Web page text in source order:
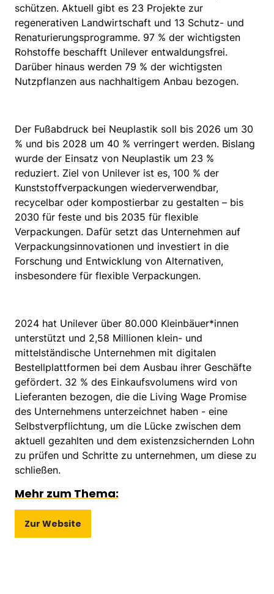
schützen. Aktuell gibt es 23 Projekte zur
regenerativen Landwirtschaft und 13 Schutz- und
Renaturierungsprogramme. 97 % der wichtigsten
Rohstoffe beschafft Unilever entwaldungsfrei.
Darüber hinaus werden 79 % der wichtigsten
Nutzpflanzen aus nachhaltigem Anbau bezogen.
Der Fußabdruck bei Neuplastik soll bis 2026 um 30
% und bis 2028 um 40 % verringert werden. Bislang
wurde der Einsatz von Neuplastik um 23 %
reduziert. Ziel von Unilever ist es, 100 % der
Kunststoffverpackungen wiederverwendbar,
recycelbar oder kompostierbar zu gestalten – bis
2030 für feste und bis 2035 für flexible
Verpackungen. Dafür setzt das Unternehmen auf
Verpackungsinnovationen und investiert in die
Forschung und Entwicklung von Alternativen,
insbesondere für flexible Verpackungen.
2024 hat Unilever über 80.000 Kleinbäuer*innen
unterstützt und 2,58 Millionen klein- und
mittelständische Unternehmen mit digitalen
Bestellplattformen bei dem Ausbau ihrer Geschäfte
gefördert. 32 % des Einkaufsvolumens wird von
Lieferanten bezogen, die die Living Wage Promise
des Unternehmens unterzeichnet haben - eine
Selbstverpflichtung, um die Lücke zwischen dem
aktuell gezahlten und dem existenzsichernden Lohn
zu prüfen und Schritte zu unternehmen, um diese zu
schließen.
Mehr zum Thema:
Zur Website